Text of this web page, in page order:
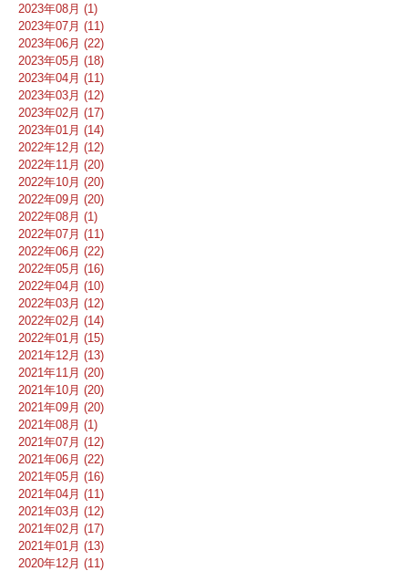
2023年08月 (1)
2023年07月 (11)
2023年06月 (22)
2023年05月 (18)
2023年04月 (11)
2023年03月 (12)
2023年02月 (17)
2023年01月 (14)
2022年12月 (12)
2022年11月 (20)
2022年10月 (20)
2022年09月 (20)
2022年08月 (1)
2022年07月 (11)
2022年06月 (22)
2022年05月 (16)
2022年04月 (10)
2022年03月 (12)
2022年02月 (14)
2022年01月 (15)
2021年12月 (13)
2021年11月 (20)
2021年10月 (20)
2021年09月 (20)
2021年08月 (1)
2021年07月 (12)
2021年06月 (22)
2021年05月 (16)
2021年04月 (11)
2021年03月 (12)
2021年02月 (17)
2021年01月 (13)
2020年12月 (11)